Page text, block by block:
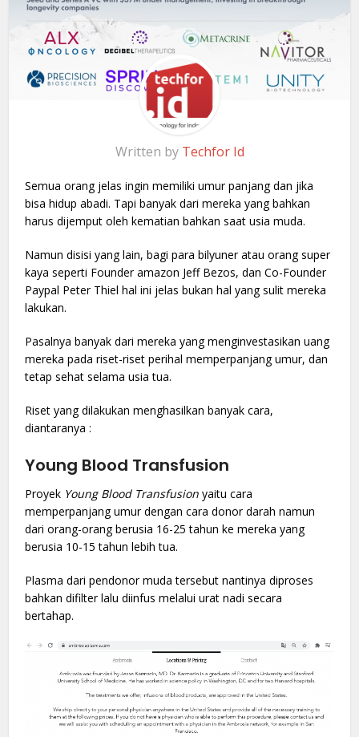
Written by Techfor Id
Semua orang jelas ingin memiliki umur panjang dan jika
bisa hidup abadi. Tapi banyak dari mereka yang bahkan
harus dijemput oleh kematian bahkan saat usia muda.
Namun disisi yang lain, bagi para bilyuner atau orang super
kaya seperti Founder amazon Jeff Bezos, dan Co-Founder
Paypal Peter Thiel hal ini jelas bukan hal yang sulit mereka
lakukan.
Pasalnya banyak dari mereka yang menginvestasikan uang
mereka pada riset-riset perihal memperpanjang umur, dan
tetap sehat selama usia tua.
Riset yang dilakukan menghasilkan banyak cara,
diantaranya :
Young Blood Transfusion
Proyek Young Blood Transfusionyaitu cara
memperpanjang umur dengan cara donor darah namun
dari orang-orang berusia 16-25 tahun ke mereka yang
berusia 10-15 tahun lebih tua.
Plasma dari pendonor muda tersebut nantinya diproses
bahkan difilter lalu diinfus melalui urat nadi secara
bertahap.